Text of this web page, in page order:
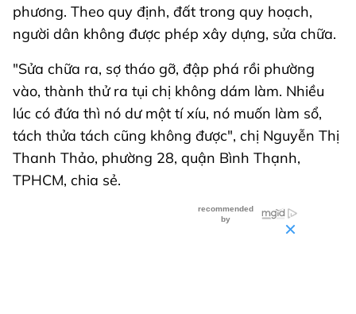
phương. Theo quy định, đất trong quy hoạch,
người dân không được phép xây dựng, sửa chữa.
"Sửa chữa ra, sợ tháo gỡ, đập phá rồi phường
vào, thành thử ra tụi chị không dám làm. Nhiều
lúc có đứa thì nó dư một tí xíu, nó muốn làm sổ,
tách thửa tách cũng không được", chị Nguyễn Thị
Thanh Thảo, phường 28, quận Bình Thạnh,
TPHCM, chia sẻ.